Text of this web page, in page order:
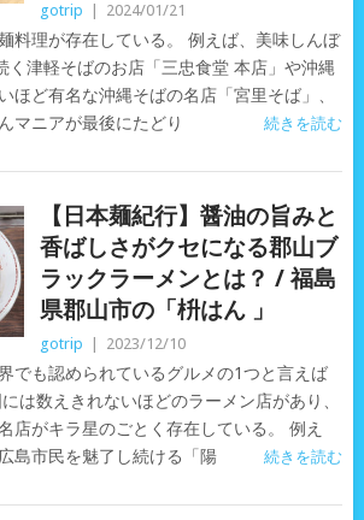
gotrip 2024/01/21
料理が存在している。 例えば、美味しんぼ
く津軽そばのお店「三忠食堂 本店」や沖縄
ほど有名な沖縄そばの名店「宮里そば」、
マニアが最後にたどり
続きを読む
【日本麺紀行】醤油の旨みと
香ばしさがクセになる郡山ブ
ラックラーメンとは？ / 福島
県郡山市の「枡はん 」
gotrip 2023/12/10
でも認められているグルメの1つと言えば
は数えきれないほどのラーメン店があり、
店がキラ星のごとく存在している。 例え
島市民を魅了し続ける「陽
続きを読む